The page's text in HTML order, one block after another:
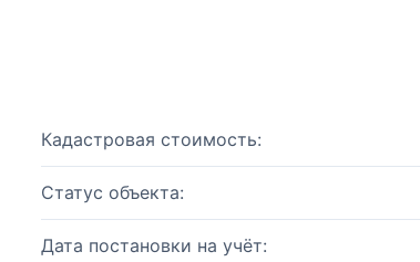
Кадастровая стоимость:
Статус объекта:
Дата постановки на учёт: